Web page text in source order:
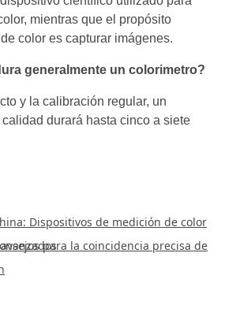
mientras que el propósito
color es capturar imágenes.
generalmente un colorimetro?
y la calibración regular, un
durará hasta cinco a siete
Dispositivos de medición de color
para la coincidencia precisa de